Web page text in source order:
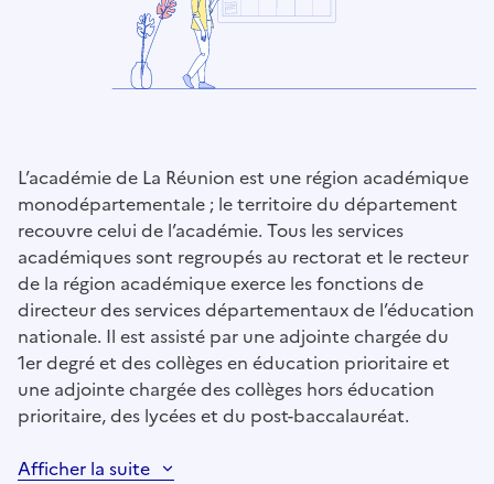
L’académie de La Réunion est une région académique
monodépartementale ; le territoire du département
recouvre celui de l’académie. Tous les services
académiques sont regroupés au rectorat et le recteur
de la région académique exerce les fonctions de
directeur des services départementaux de l’éducation
nationale. Il est assisté par une adjointe chargée du
1er degré et des collèges en éducation prioritaire et
une adjointe chargée des collèges hors éducation
prioritaire, des lycées et du post-baccalauréat.
Afficher la suite